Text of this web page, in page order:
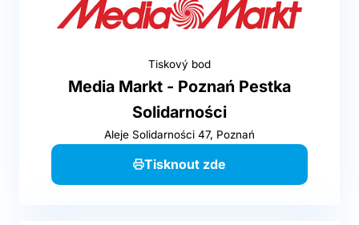
Tiskový bod
Media Markt - Poznań Pestka
Solidarności
Aleje Solidarności 47, Poznań
Tisknout zde